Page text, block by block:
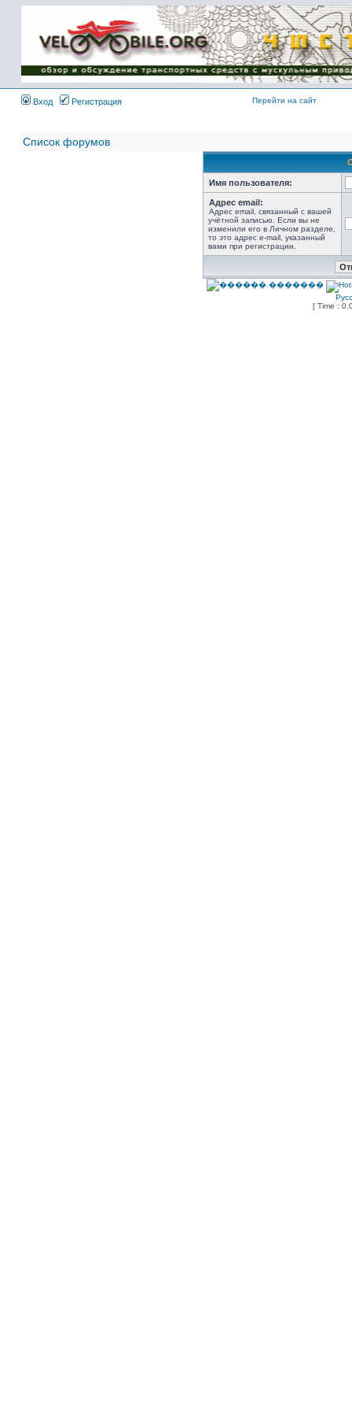
Имя пользователя:
Пароль:
{ LOG_ME_IN_SHORT
}
Вход
Регистрация Перейти на сайт
Список форумов
Имя пользователя:
Адрес email:
Адрес email, связанный с вашей
учётной записью. Если вы не
изменили его в Личном разделе,
то это адрес e-mail, указанный
вами при регистрации.
[ Time :